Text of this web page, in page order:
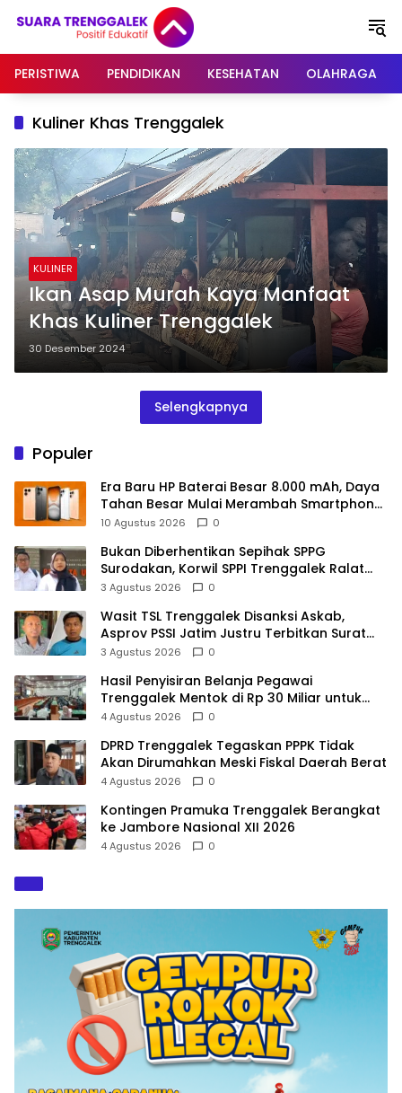
PERISTIWA
PENDIDIKAN KESEHATAN OLAHRAGA
Kuliner Khas Trenggalek
KULINER
Ikan Asap Murah Kaya Manfaat
Khas Kuliner Trenggalek
30 Desember 2024
Selengkapnya
Populer
Era Baru HP Baterai Besar 8.000 mAh, Daya
Tahan Besar Mulai Merambah Smartphone
Modern
10 Agustus 2026 0
Bukan Diberhentikan Sepihak SPPG
Surodakan, Korwil SPPI Trenggalek Ralat
Pernyataan Soal Permata Umat Tolak MBG
3 Agustus 2026 0
Wasit TSL Trenggalek Disanksi Askab,
Asprov PSSI Jatim Justru Terbitkan Surat
Tugas di Hari yang Sama
3 Agustus 2026 0
Hasil Penyisiran Belanja Pegawai
Trenggalek Mentok di Rp 30 Miliar untuk
Infrastruktur
4 Agustus 2026 0
DPRD Trenggalek Tegaskan PPPK Tidak
Akan Dirumahkan Meski Fiskal Daerah Berat
4 Agustus 2026 0
Kontingen Pramuka Trenggalek Berangkat
ke Jambore Nasional XII 2026
4 Agustus 2026 0